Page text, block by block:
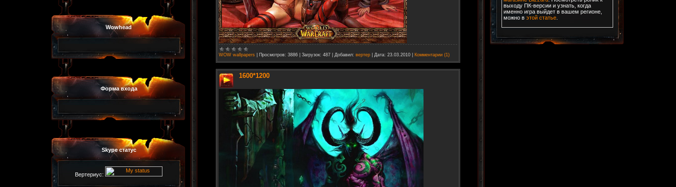
Wowhead
Форма входа
Skype статус
Вертериус:
WOW wallpapers Просмотров: 3886 Загрузок: 487 Добавил: вертер Дата: 23.03.2010 Комментарии (1)
1600*1200
выходу ПК-версии и узнать, когда
именно игра выйдет в вашем регионе,
можно в этой статье.